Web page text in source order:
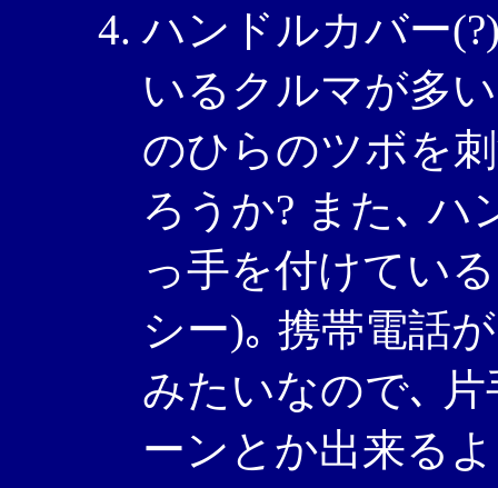
ハンドルカバー
いるクルマが多
のひらのツボを
ろうか? また､ ハ
っ手を付けてい
シー)｡ 携帯電話
みたいなので､
ーンとか出来る